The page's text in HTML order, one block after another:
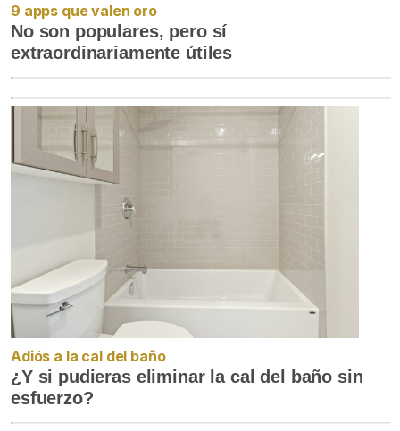
9 apps que valen oro
No son populares, pero sí
extraordinariamente útiles
Adiós a la cal del baño
¿Y si pudieras eliminar la cal del baño sin
esfuerzo?